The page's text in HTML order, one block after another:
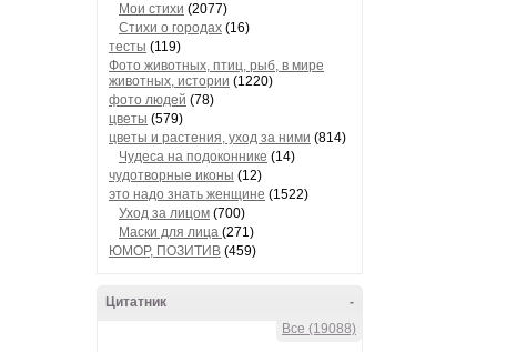
Мои стихи (2077)
Стихи о городах (16)
тесты (119)
Фото животных, птиц, рыб, в мире
животных, истории (1220)
фото людей (78)
цветы (579)
цветы и растения, уход за ними (814)
Чудеса на подоконнике (14)
чудотворные иконы (12)
это надо знать женщине (1522)
Уход за лицом (700)
Маски для лица (271)
ЮМОР, ПОЗИТИВ (459)
-
Цитатник
Все (19088)